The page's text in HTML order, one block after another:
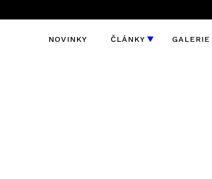
NOVINKY ČLÁNKY GALERIE